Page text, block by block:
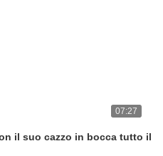
07:27
il suo cazzo in bocca tutto il